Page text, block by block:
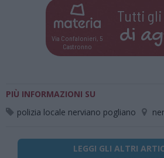
Via Confalonieri, 5
Castronno
Tutti
di
PIÙ INFORMAZIONI SU
polizia locale nerviano pogliano
LEGGI GLI ALTRI